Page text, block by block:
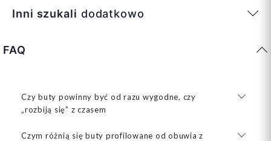
Inni szukali dodatkowo
FAQ
Czy buty powinny być od razu wygodne, czy
„rozbiją się” z czasem
Czym różnią się buty profilowane od obuwia z